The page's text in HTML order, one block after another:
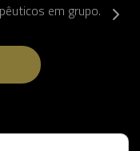
em grupo.